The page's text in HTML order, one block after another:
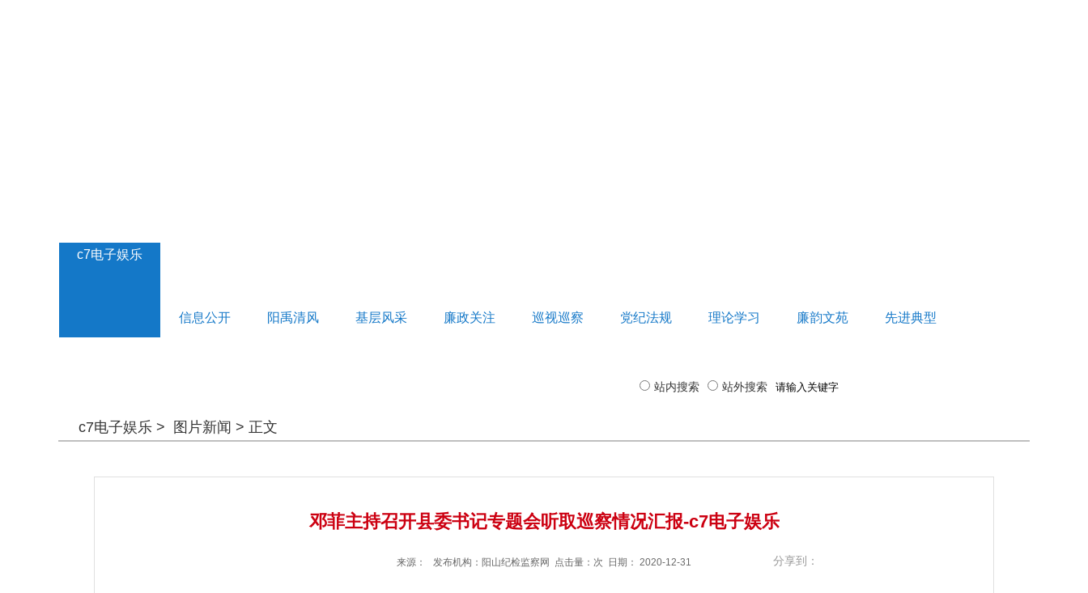
c7电子娱乐
信息公开 阳禹清风 基层风采 廉政关注 巡视巡察 党纪法规 理论学习 廉韵文苑 先进典型
站内搜索 站外搜索
c7电子娱乐 > 图片新闻 > 正文
邓菲主持召开县委书记专题会听取巡察情况汇报-c7电子娱乐
来源： 发布机构： 阳山纪检监察网 点击量：次 日期： 2020-12-31 分享到：